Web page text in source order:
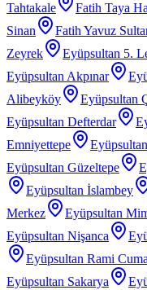
Tahtakale
Fatih Taya
Sinan
Fatih Yavuz
Zeyrek
Eyüpsultan 5.
Eyüpsultan Akpınar
Alibeyköy
Eyüpsultan
Eyüpsultan Defterdar
Emniyettepe
Eyüpsultan Güzeltepe
Eyüpsultan İslambey
Merkez
Eyüpsultan
Eyüpsultan Nişanca
Eyüpsultan Rami
Eyüpsultan Sakarya